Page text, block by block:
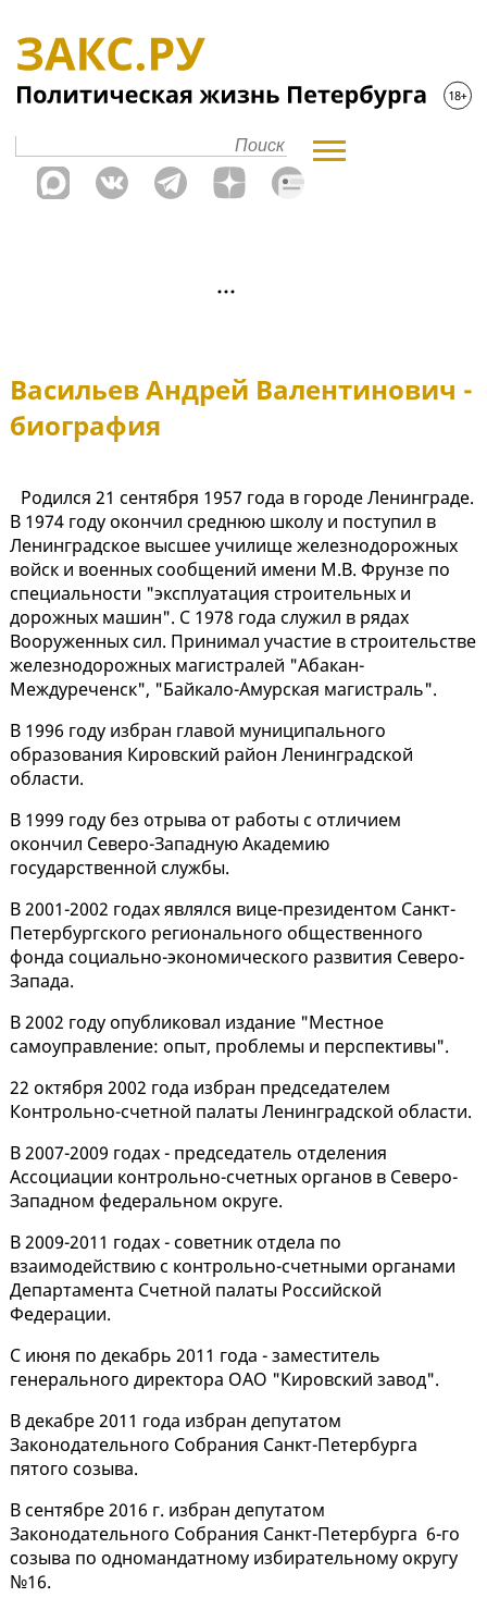
Васильев Андрей Валентинович -
биография
Родился 21 сентября 1957 года в городе Ленинграде.
В 1974 году окончил среднюю школу и поступил в
Ленинградское высшее училище железнодорожных
войск и военных сообщений имени М.В. Фрунзе по
специальности "эксплуатация строительных и
дорожных машин". С 1978 года служил в рядах
Вооруженных сил. Принимал участие в строительстве
железнодорожных магистралей "Абакан-
Междуреченск", "Байкало-Амурская магистраль".
В 1996 году избран главой муниципального
образования Кировский район Ленинградской
области.
В 1999 году без отрыва от работы с отличием
окончил Северо-Западную Академию
государственной службы.
В 2001-2002 годах являлся вице-президентом Санкт-
Петербургского регионального общественного
фонда социально-экономического развития Северо-
Запада.
В 2002 году опубликовал издание "Местное
самоуправление: опыт, проблемы и перспективы".
22 октября 2002 года избран председателем
Контрольно-счетной палаты Ленинградской области.
В 2007-2009 годах - председатель отделения
Ассоциации контрольно-счетных органов в Северо-
Западном федеральном округе.
В 2009-2011 годах - советник отдела по
взаимодействию с контрольно-счетными органами
Департамента Счетной палаты Российской
Федерации.
С июня по декабрь 2011 года - заместитель
генерального директора ОАО "Кировский завод".
В декабре 2011 года избран депутатом
Законодательного Собрания Санкт-Петербурга
пятого созыва.
В сентябре 2016 г. избран депутатом
Законодательного Собрания Санкт-Петербурга 6-го
созыва по одномандатному избирательному округу
№16.